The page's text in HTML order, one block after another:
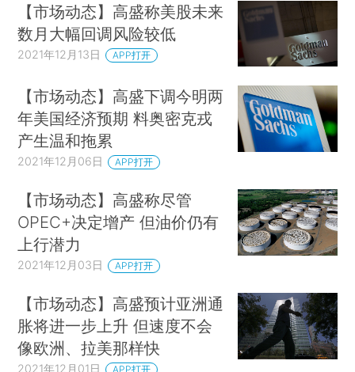
【市场动态】高盛称美股未来
数月大幅回调风险较低
2021年12月13日 APP打开
【市场动态】高盛下调今明两
年美国经济预期 料奥密克戎
产生温和拖累
2021年12月06日 APP打开
【市场动态】高盛称尽管
OPEC+决定增产 但油价仍有
上行潜力
2021年12月03日 APP打开
【市场动态】高盛预计亚洲通
胀将进一步上升 但速度不会
像欧洲、拉美那样快
2021年12月01日 APP打开